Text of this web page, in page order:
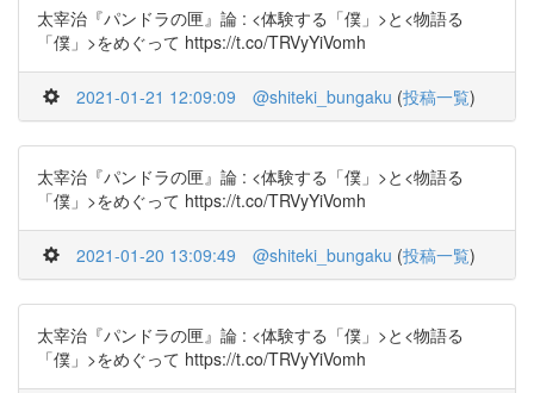
太宰治『パンドラの匣』論 : <体験する「僕」>と<物語る
「僕」>をめぐって https://t.co/TRVyYiVomh
2021-01-21 12:09:09 @shiteki_bungaku (投稿一覧)
太宰治『パンドラの匣』論 : <体験する「僕」>と<物語る
「僕」>をめぐって https://t.co/TRVyYiVomh
2021-01-20 13:09:49 @shiteki_bungaku (投稿一覧)
太宰治『パンドラの匣』論 : <体験する「僕」>と<物語る
「僕」>をめぐって https://t.co/TRVyYiVomh